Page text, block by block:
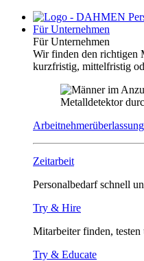
Für Unternehmen
Für Unternehmen
Wir finden den richtigen
kurzfristig, mittelfristig
Arbeitnehmerüberlassung
Zeitarbeit
Personalbedarf schnell
Try & Hire
Mitarbeiter finden, testen
Try & Educate